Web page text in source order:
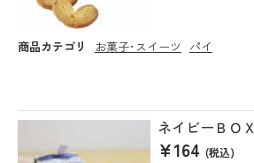
商品カテゴリ お菓子･スイーツ パイ
ネイビーＢＯＸ
¥164(税込)